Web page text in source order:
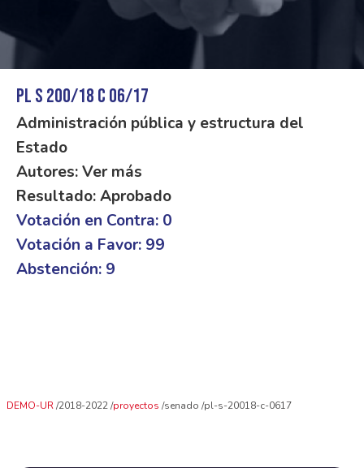
PL S 200/18 C 06/17
Administración pública y estructura del
Estado
Autores: Ver más
Resultado: Aprobado
Votación en Contra: 0
Votación a Favor: 99
Abstención: 9
DEMO-UR 2018-2022 proyectos senado pl-s-20018-c-0617